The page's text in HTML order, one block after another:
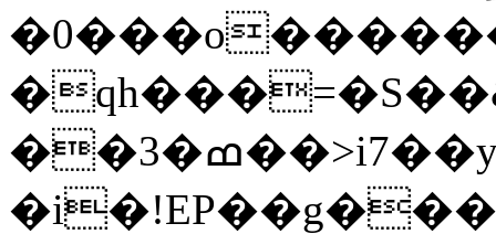
��3�ߘ��>i7��yޠH�G�ٳN�=�<�$]